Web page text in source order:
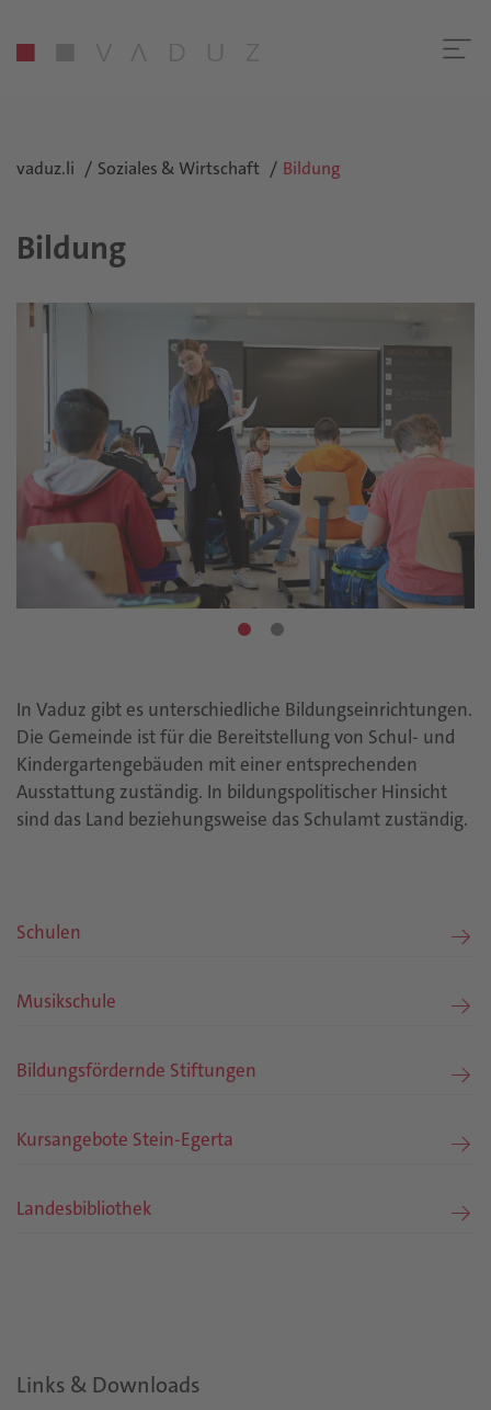
vaduz.li Soziales & Wirtschaft Bildung
Bildung
In Vaduz gibt es unterschiedliche Bildungseinrichtungen.
Die Gemeinde ist für die Bereitstellung von Schul- und
Kindergartengebäuden mit einer entsprechenden
Ausstattung zuständig. In bildungspolitischer Hinsicht
sind das Land beziehungsweise das Schulamt zuständig.
Schulen
Musikschule
Bildungsfördernde Stiftungen
Kursangebote Stein-Egerta
Landesbibliothek
Links & Downloads